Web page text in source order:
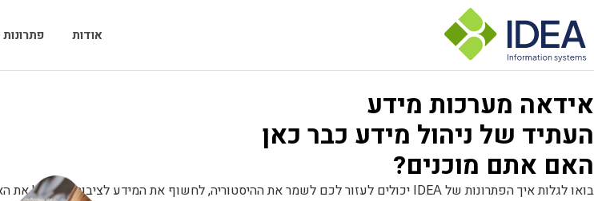
אודות פתרונות
אידאה מערכות מידע
העתיד של ניהול מידע כבר כאן
האם אתם מוכנים?
בואו לגלות איך הפתרונות של IDEΑ יכולים לעזור לכם לשמר את ההיסטוריה, לחשוף את המידע לציבור, ולהוביל את הארגון שלכם לעידן הדיגיטלי הבא.